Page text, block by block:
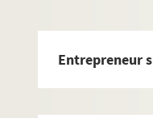
Entrepreneur
Ms 5. Boîte 5
Ms 6. Boîte 6